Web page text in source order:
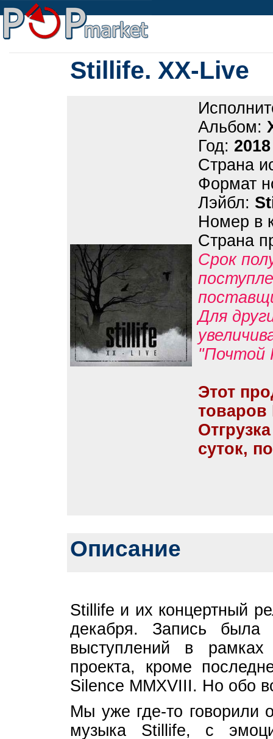
Stillife. XX-Live
Альбом:
Год: 2018
Страна
Формат
Лэйбл:
Номер в
Страна
Срок
Для
"Почтой
Этот
товаров
суток,
Описание
Stillife и их концертный
декабря. Запись
выступлений в
проекта, кроме
Silence MMXVIII. Но обо
Мы уже где-то говорили
музыка Stillife, с